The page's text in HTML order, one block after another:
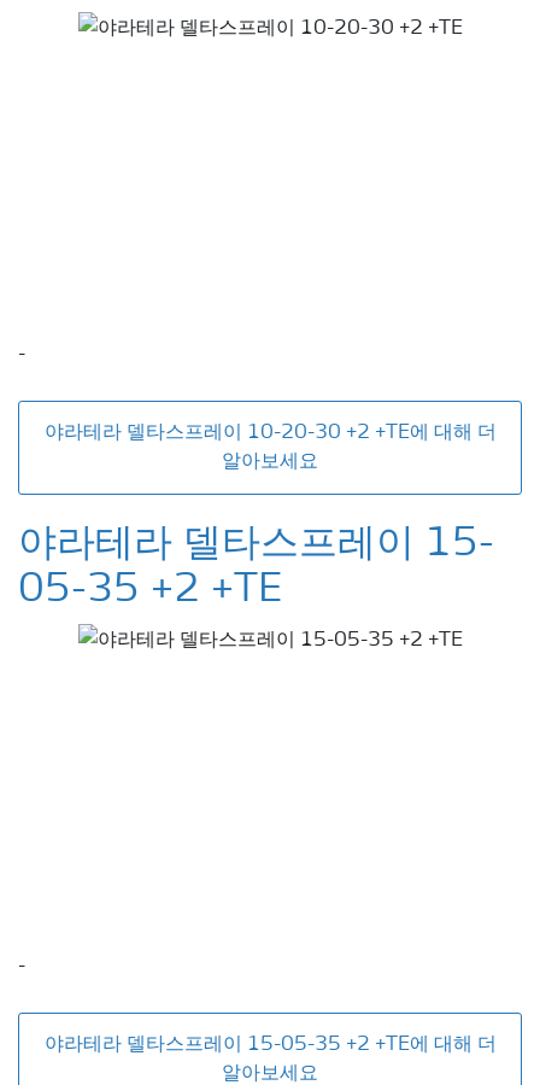
-
야라테라 델타스프레이 10-20-30 +2 +TE에 대해 더
알아보세요
야라테라 델타스프레이 15-
05-35 +2 +TE
-
야라테라 델타스프레이 15-05-35 +2 +TE에 대해 더
알아보세요